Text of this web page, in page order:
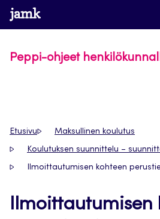
Siirry
suoraan
www.jamk.fi
Peppi-ohjeet
Etusivu Maksullinen koulutus
Koulutuksen suunnittelu –
Ilmoittautumisen kohteen
Ilmoittautumisen